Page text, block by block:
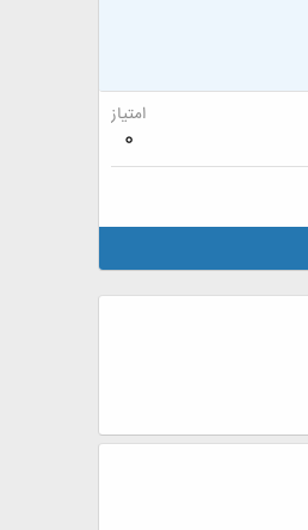
امتیاز
0